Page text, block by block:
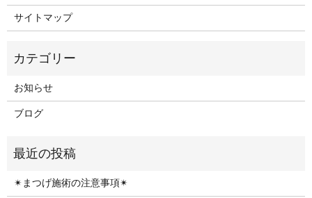
サイトマップ
お知らせ
ブログ
✴︎まつげ施術の注意事項✴︎